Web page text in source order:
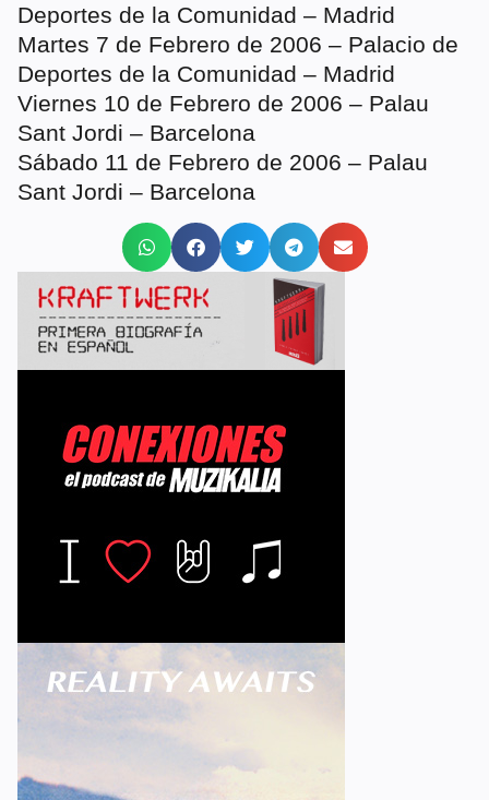
Deportes de la Comunidad – Madrid
Martes 7 de Febrero de 2006 – Palacio de
Deportes de la Comunidad – Madrid
Viernes 10 de Febrero de 2006 – Palau
Sant Jordi – Barcelona
Sábado 11 de Febrero de 2006 – Palau
Sant Jordi – Barcelona